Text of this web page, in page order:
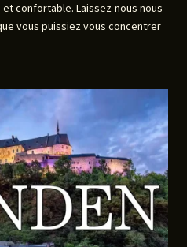
confortable. Laissez-nous nous
vous puissiez vous concentrer